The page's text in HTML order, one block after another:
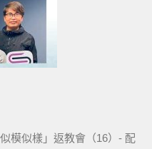
模似樣」返教會（16）- 配